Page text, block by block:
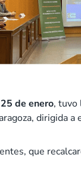
de enero, tuvo
dirigida
que